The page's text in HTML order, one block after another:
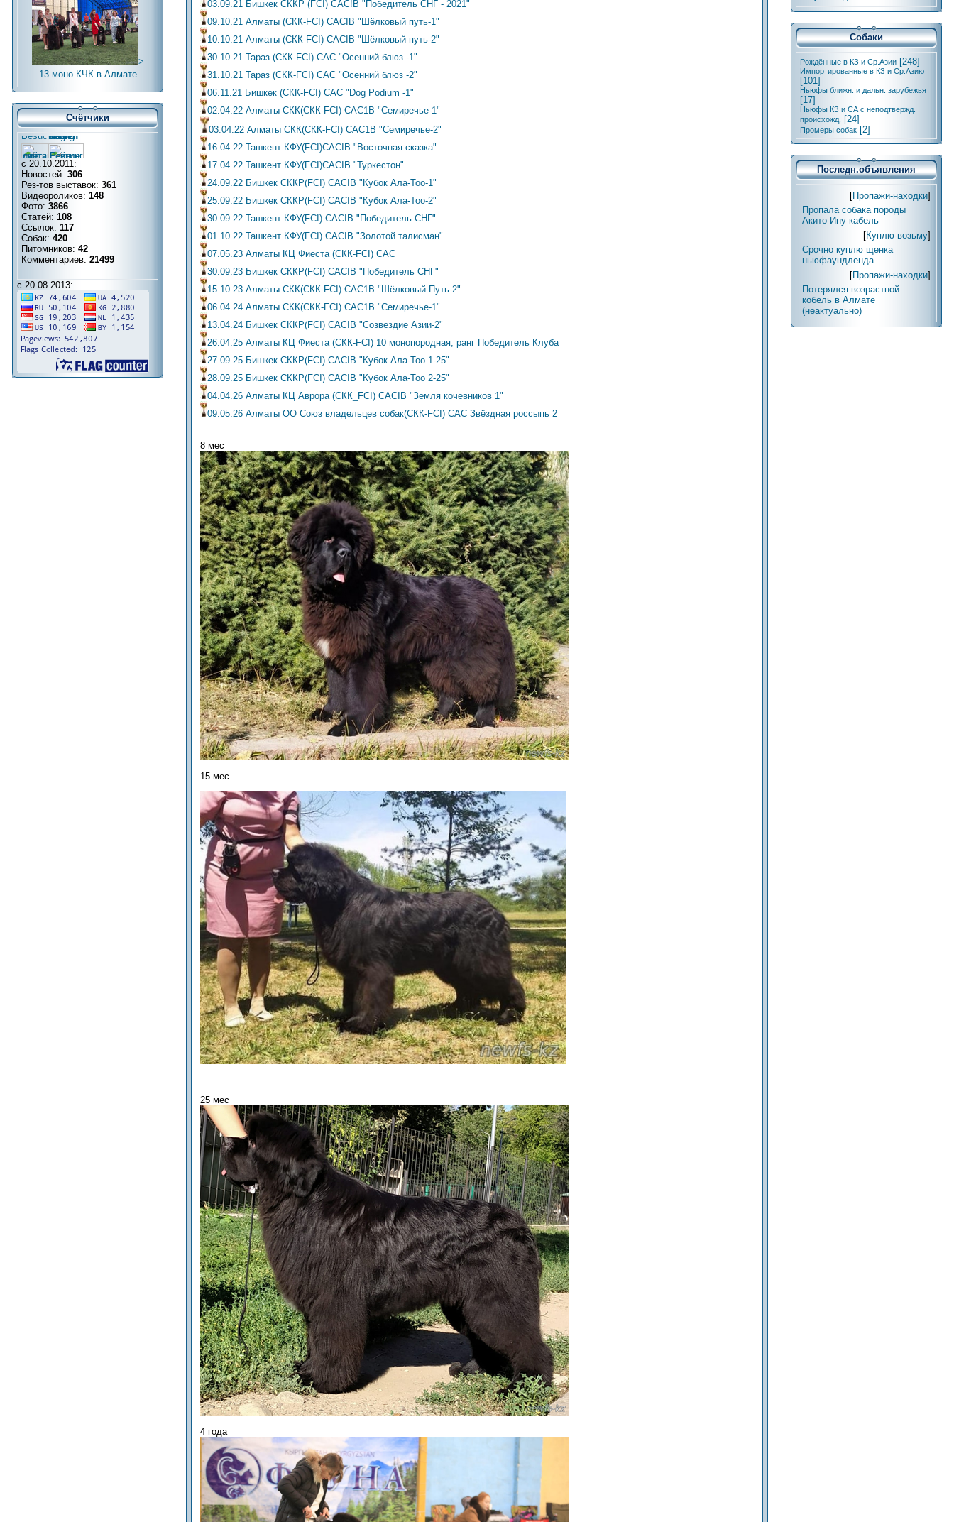
>
13 моно КЧК в Алмате
Счётчики
с 20.10.2011:
Новостей: 306
Рез-тов выставок: 361
Видеороликов: 148
Фото: 3866
Статей: 108
Ссылок: 117
Собак: 420
Питомников: 42
Комментариев: 21499
с 20.08.2013:
03.09.21 Бишкек СККР (FCI) САС!В "Победитель СНГ - 2021"
09.10.21 Алматы (СКК-FCI) CACIB "Шёлковый путь-1"
10.10.21 Алматы (СКК-FCI) CACIB "Шёлковый путь-2"
30.10.21 Тараз (СКК-FCI) CAС "Осенний блюз -1"
31.10.21 Тараз (СКК-FCI) CAС "Осенний блюз -2"
06.11.21 Бишкек (СКК-FCI) CAС "Dog Podium -1"
02.04.22 Алматы СКК(СКК-FCI) САС1В "Семиречье-1"
03.04.22 Алматы СКК(СКК-FCI) САС1В "Семиречье-2"
16.04.22 Ташкент КФУ(FCI)CACIB "Восточная сказка"
17.04.22 Ташкент КФУ(FCI)CACIB "Туркестон"
24.09.22 Бишкек СККР(FCI) CACIB "Кубок Ала-Тоо-1"
25.09.22 Бишкек СККР(FCI) CACIB "Кубок Ала-Тоо-2"
30.09.22 Ташкент КФУ(FCI) CACIB "Победитель СНГ"
01.10.22 Ташкент КФУ(FCI) CACIB "Золотой талисман"
07.05.23 Алматы КЦ Фиеста (СКК-FCI) САС
30.09.23 Бишкек СККР(FCI) CACIB "Победитель СНГ"
15.10.23 Алматы СКК(СКК-FCI) САС1В "Шёлковый Путь-2"
06.04.24 Алматы СКК(СКК-FCI) САС1В "Семиречье-1"
13.04.24 Бишкек СККР(FCI) CACIB "Созвездие Азии-2"
26.04.25 Алматы КЦ Фиеста (СКК-FCI) 10 монопородная, ранг Победитель Клуба
27.09.25 Бишкек СККР(FCI) CACIB "Кубок Ала-Тоо 1-25"
28.09.25 Бишкек СККР(FCI) CACIB "Кубок Ала-Тоо 2-25"
04.04.26 Алматы КЦ Аврора (СКК_FCI) CACIB "Земля кочевников 1"
09.05.26 Алматы ОО Союз владельцев собак(СКК-FCI) CAC Звёздная россыпь 2
8 мес
15 мес
25 мес
4 года
Собаки
Рождённые в КЗ и Ср.Азии [248]
Импортированные в КЗ и Ср.Азию
[101]
Ньюфы ближн. и дальн. зарубежья
[17]
Ньюфы КЗ и СА с неподтвержд.
происхожд.
[24]
Промеры собак [2]
Последн.объявления
[Пропажи-находки]
Пропала собака породы
Акито Ину кабель
[Куплю-возьму]
Срочно куплю щенка
ньюфаундленда
[Пропажи-находки]
Потерялся возрастной
кобель в Алмате
(неактуально)